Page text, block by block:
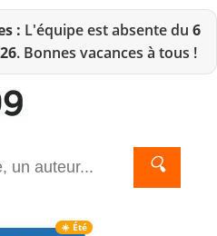
: L'équipe est absente du 6
. Bonnes vacances à tous !
🔍